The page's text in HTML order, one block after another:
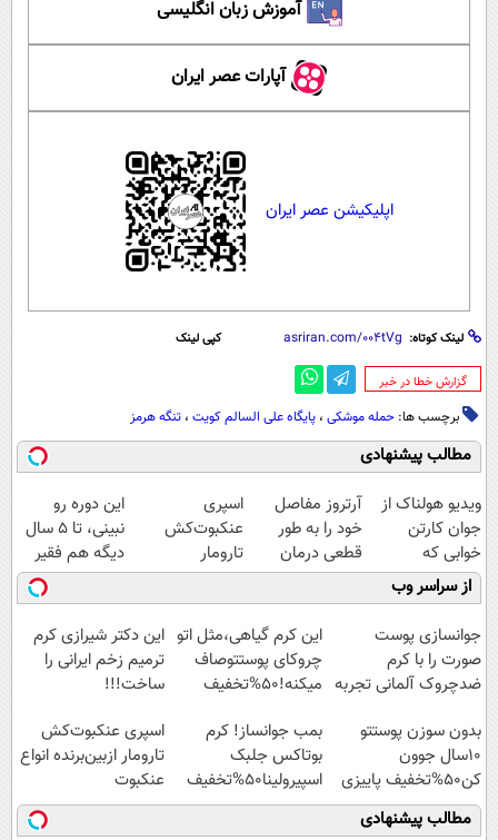
آموزش زبان انگلیسی
آپارات عصر ایران
اپلیکیشن عصر ایران
لینک کوتاه: کپی لینک
‌گزارش خطا در خبر
برچسب ها: حمله موشکی ، پایگاه علی السالم کویت ، تنگه هرمز
مطالب پیشنهادی
ویدیو هولناک از
جوان کارتن
خوابی که
میلیاردر شد.
آموزش رایگان
آرتروز مفاصل
خود را به طور
قطعی درمان
کنید!
◗پرسش‌نامه◖
اسپری
عنکبوت‌‌کش
تارومار
ازبین‌برنده انواع
عنکبوت
این دوره رو
نبینی، تا 5 سال
دیگه هم فقیر
می‌مونی! همین
الان ثبت نام کن
از سراسر وب
جوانسازی پوست
صورت را با کرم
ضدچروک آلمانی تجربه
این کرم گیاهی،مثل اتو
چروکای پوستتوصاف
میکنه!50%تخفیف
این دکتر شیرازی کرم
ترمیم زخم ایرانی را
ساخت!!!
بدون سوزن پوستتو
10سال جوون
کن50%تخفیف پاییزی
بمب جوانساز! کرم
بوتاکس جلبک
اسپیرولینا50%تخفیف
اسپری عنکبوت‌‌کش
تارومار ازبین‌برنده انواع
عنکبوت
مطالب پیشنهادی